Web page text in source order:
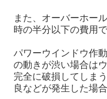
また、オーバーホー
時の半分以下の費用
パワーウインドウ作
の動きが渋い場合は
完全に破損してしま
良などが発生した場